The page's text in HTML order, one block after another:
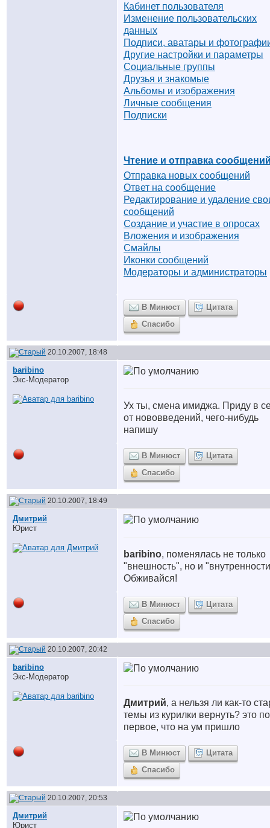
Кабинет пользователя
Изменение пользовательских
данных
Подписи, аватары и
Другие настройки и параметры
Социальные группы
Друзья и знакомые
Альбомы и изображения
Личные сообщения
Подписки
Чтение и отправка
Отправка новых сообщений
Ответ на сообщение
Редактирование и удаление
сообщений
Создание и участие в опросах
Вложения и изображения
Смайлы
Иконки сообщений
Модераторы и администраторы
В Минюст
Цитата
Спасибо
20.10.2007, 18:48
baribino
Экс-Модератор
Ух ты, смена имиджа. Приду в
от нововведений, чего-нибудь
напишу
В Минюст
Цитата
Спасибо
20.10.2007, 18:49
Дмитрий
Юрист
baribino, поменялась не только
"внешность", но и
Обживайся!
В Минюст
Цитата
Спасибо
20.10.2007, 20:42
baribino
Экс-Модератор
Дмитрий, а нельзя ли как-то
темы из курилки вернуть? это
первое, что на ум пришло
В Минюст
Цитата
Спасибо
20.10.2007, 20:53
Дмитрий
Юрист